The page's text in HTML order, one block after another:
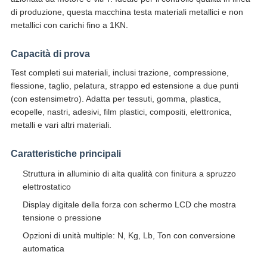
di produzione, questa macchina testa materiali metallici e non
metallici con carichi fino a 1KN.
Capacità di prova
Test completi sui materiali, inclusi trazione, compressione,
flessione, taglio, pelatura, strappo ed estensione a due punti
(con estensimetro). Adatta per tessuti, gomma, plastica,
ecopelle, nastri, adesivi, film plastici, compositi, elettronica,
metalli e vari altri materiali.
Caratteristiche principali
Struttura in alluminio di alta qualità con finitura a spruzzo
elettrostatico
Display digitale della forza con schermo LCD che mostra
tensione o pressione
Opzioni di unità multiple: N, Kg, Lb, Ton con conversione
automatica